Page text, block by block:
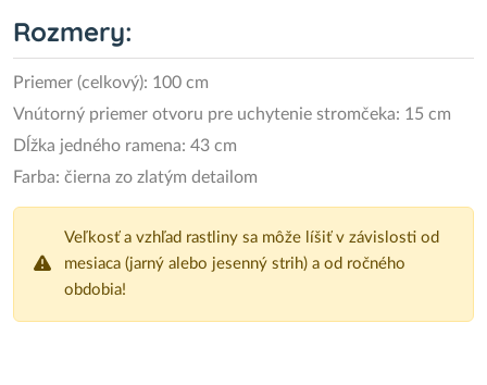
Rozmery:
Priemer (celkový): 100 cm
Vnútorný priemer otvoru pre uchytenie stromčeka: 15 cm
Dĺžka jedného ramena: 43 cm
Farba: čierna zo zlatým detailom
Veľkosť a vzhľad rastliny sa môže líšiť v závislosti od
mesiaca (jarný alebo jesenný strih) a od ročného
obdobia!